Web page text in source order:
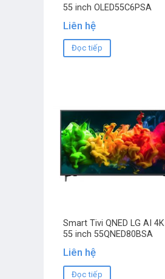
55 inch OLED55C6PSA
Liên hệ
Đọc tiếp
Smart Tivi QNED LG AI 4K
55 inch 55QNED80BSA
Liên hệ
Đọc tiếp